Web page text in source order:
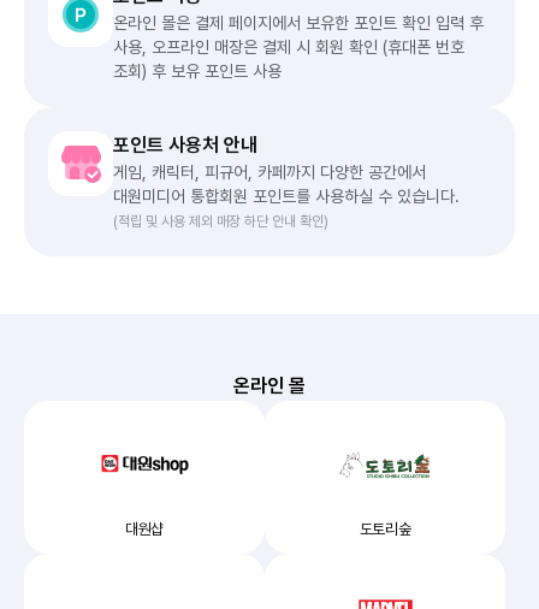
온라인 몰은 결제 페이지에서 보유한 포인트 확인 입력 후
사용, 오프라인 매장은 결제 시 회원 확인 (휴대폰 번호
조회) 후 보유 포인트 사용
포인트 사용처 안내
게임, 캐릭터, 피규어, 카페까지 다양한 공간에서
대원미디어 통합회원 포인트를 사용하실 수 있습니다.
(적립 및 사용 제외 매장 하단 안내 확인)
온라인 몰
대원샵 도토리숲